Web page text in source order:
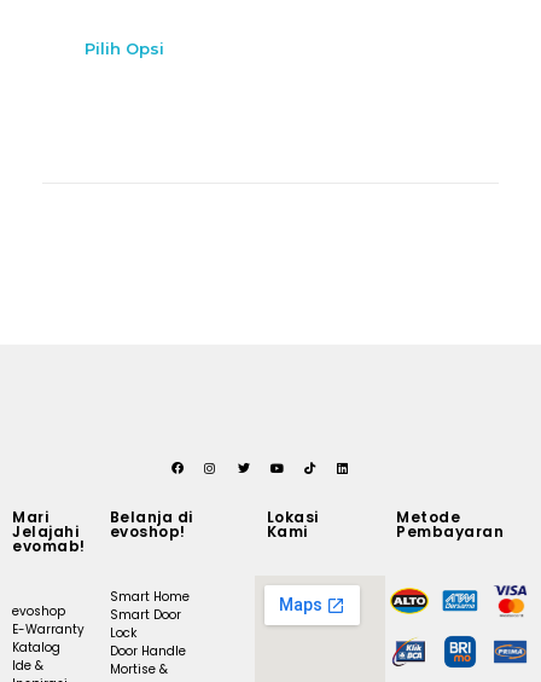
Pilih Opsi
Mari
Jelajahi
evomab!
evoshop
E-Warranty
Katalog
Ide &
Belanja di
evoshop!
Smart Home
Smart Door
Lock
Door Handle
Mortise &
Lokasi
Kami
Metode
Pembayaran